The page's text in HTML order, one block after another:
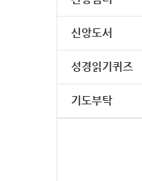
신앙도서
성경읽기퀴즈
기도부탁